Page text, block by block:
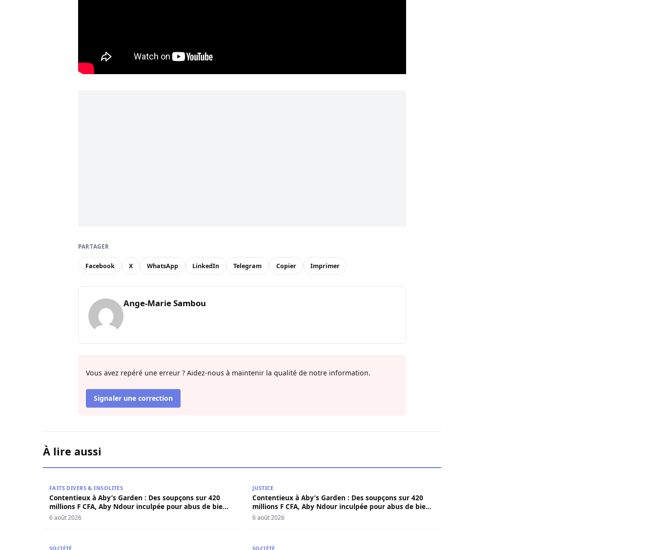
PARTAGER
Facebook X WhatsApp LinkedIn Telegram Copier Imprimer
Ange-Marie Sambou
Vous avez repéré une erreur ? Aidez-nous à maintenir la qualité de notre information.
Signaler une correction
À lire aussi
FAITS DIVERS & INSOLITES
Contentieux à Aby’s Garden : Des soupçons sur 420
millions F CFA, Aby Ndour inculpée pour abus de biens
sociaux
6 août 2026
JUSTICE
Contentieux à Aby’s Garden : Des soupçons sur 420
millions F CFA, Aby Ndour inculpée pour abus de biens
sociaux
6 août 2026
SOCIÉTÉ SOCIÉTÉ